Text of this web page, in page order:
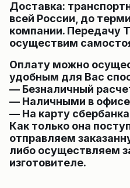
Доставка:
всей России, до
компании. Передачу
осуществим
Оплату можно
удобным для Вас
— Безналичный
— Наличными в офисе
— На карту сбербанка
Как только она
отправляем
либо осуществляем
изготовителе.